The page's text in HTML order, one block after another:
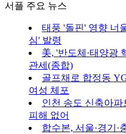
서플 주요 뉴스
태풍 '돌핀' 영향 너
심' 발령
美, '반도체·태양광
관세(종합)
골프채로 합정동
여성 체포
인천 송도 신축아
피해 없어
합수본, 서울·경기